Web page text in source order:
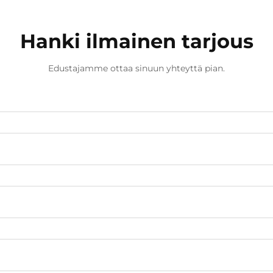
Hanki ilmainen tarjous
Edustajamme ottaa sinuun yhteyttä pian.